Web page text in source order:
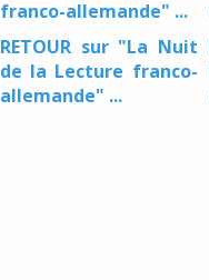
RETOUR sur "La Nuit
de la Lecture franco-
allemande" ...